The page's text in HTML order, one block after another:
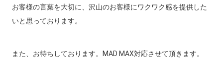
お客様の言葉を大切に、沢山のお客様にワクワク感を提供した
いと思っております。
また、お待ちしております。MAD MAX対応させて頂きます。